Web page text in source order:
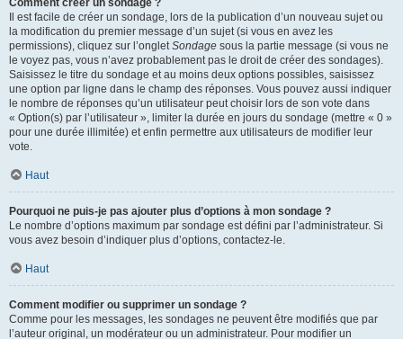
Comment créer un sondage ?
Il est facile de créer un sondage, lors de la publication d’un nouveau sujet ou
la modification du premier message d’un sujet (si vous en avez les
permissions), cliquez sur l’ongletSondage sous la partie message (si vous ne
le voyez pas, vous n’avez probablement pas le droit de créer des sondages).
Saisissez le titre du sondage et au moins deux options possibles, saisissez
une option par ligne dans le champ des réponses. Vous pouvez aussi indiquer
le nombre de réponses qu’un utilisateur peut choisir lors de son vote dans
« Option(s) par l’utilisateur », limiter la durée en jours du sondage (mettre « 0 »
pour une durée illimitée) et enfin permettre aux utilisateurs de modifier leur
vote.
Haut
Pourquoi ne puis-je pas ajouter plus d’options à mon sondage ?
Le nombre d’options maximum par sondage est défini par l’administrateur. Si
vous avez besoin d’indiquer plus d’options, contactez-le.
Haut
Comment modifier ou supprimer un sondage ?
Comme pour les messages, les sondages ne peuvent être modifiés que par
l’auteur original, un modérateur ou un administrateur. Pour modifier un